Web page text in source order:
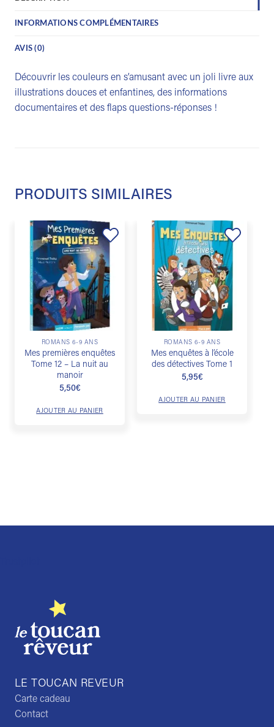
INFORMATIONS COMPLÉMENTAIRES
AVIS (0)
Découvrir les couleurs en s’amusant avec un joli livre aux
illustrations douces et enfantines, des informations
documentaires et des flaps questions-réponses !
PRODUITS SIMILAIRES
Ajouter
à la
liste de
souhaits
ROMANS 6-9 ANS
Mes premières enquêtes
Tome 12 – La nuit au
manoir
5,50€
AJOUTER AU PANIER
Ajouter
à la
liste de
souhaits
ROMANS 6-9 ANS
Mes enquêtes à l’école
des détectives Tome 1
5,95€
AJOUTER AU PANIER
LE TOUCAN REVEUR
Carte cadeau
Contact